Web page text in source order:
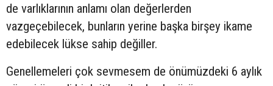
de varlıklarının anlamı olan değerlerden
vazgeçebilecek, bunların yerine başka birşey ikame
edebilecek lükse sahip değiller.
Genellemeleri çok sevmesem de önümüzdeki 6 aylık